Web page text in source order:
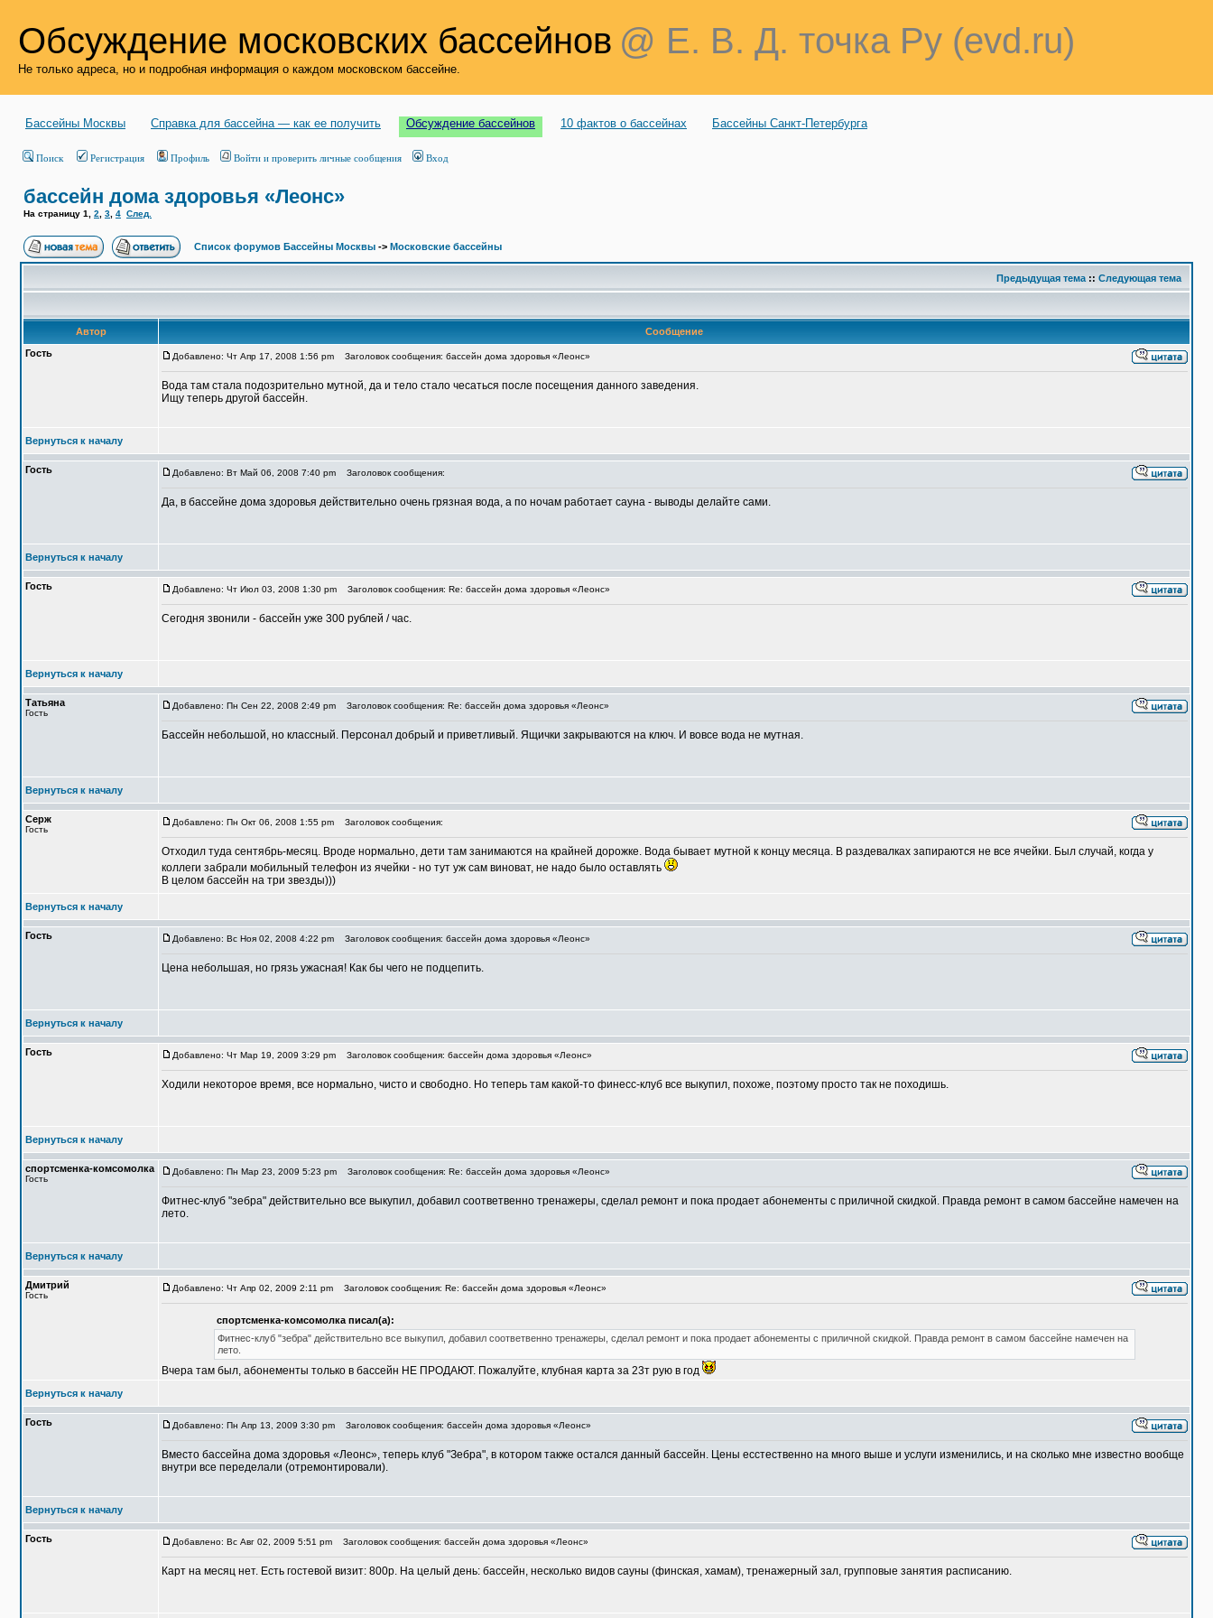
Обсуждение московских бассейнов @ Е. В. Д. точка Ру (evd.ru)
Не только адреса, но и подробная информация о каждом московском бассейне.
Бассейны Москвы Справка для бассейна — как ее получить Обсуждение бассейнов 10 фактов о бассейнах Бассейны Санкт-Петербурга
Поиск Регистрация Профиль Войти и проверить личные сообщения Вход
бассейн дома здоровья «Леонс»
На страницу 1 2 3 4 След.
Список форумов Бассейны Москвы -> Московские бассейны
Предыдущая тема :: Следующая тема
Автор
Сообщение
Гость
Добавлено: Чт Апр 17, 2008 1:56 pm Заголовок сообщения: бассейн дома здоровья «Леонс»
Вода там стала подозрительно мутной, да и тело стало чесаться после посещения данного заведения.
Ищу теперь другой бассейн.
Вернуться к началу
Гость Добавлено: Вт Май 06, 2008 7:40 pm Заголовок сообщения:
Да, в бассейне дома здоровья действительно очень грязная вода, а по ночам работает сауна - выводы делайте сами.
Вернуться к началу
Гость Добавлено: Чт Июл 03, 2008 1:30 pm Заголовок сообщения: Re: бассейн дома здоровья «Леонс»
Сегодня звонили - бассейн уже 300 рублей / час.
Вернуться к началу
Татьяна
Гость
Добавлено: Пн Сен 22, 2008 2:49 pm Заголовок сообщения: Re: бассейн дома здоровья «Леонс»
Бассейн небольшой, но классный. Персонал добрый и приветливый. Ящички закрываются на ключ. И вовсе вода не мутная.
Вернуться к началу
Серж
Гость
Добавлено: Пн Окт 06, 2008 1:55 pm Заголовок сообщения:
Отходил туда сентябрь-месяц. Вроде нормально, дети там занимаются на крайней дорожке. Вода бывает мутной к концу месяца. В раздевалках запираются не все ячейки. Был случай, когда у
коллеги забрали мобильный телефон из ячейки - но тут уж сам виноват, не надо было оставлять
В целом бассейн на три звезды)))
Вернуться к началу
Гость Добавлено: Вс Ноя 02, 2008 4:22 pm Заголовок сообщения: бассейн дома здоровья «Леонс»
Цена небольшая, но грязь ужасная! Как бы чего не подцепить.
Вернуться к началу
Гость Добавлено: Чт Мар 19, 2009 3:29 pm Заголовок сообщения: бассейн дома здоровья «Леонс»
Ходили некоторое время, все нормально, чисто и свободно. Но теперь там какой-то финесс-клуб все выкупил, похоже, поэтому просто так не походишь.
Вернуться к началу
спортсменка-комсомолка
Гость
Добавлено: Пн Мар 23, 2009 5:23 pm Заголовок сообщения: Re: бассейн дома здоровья «Леонс»
Фитнес-клуб "зебра" действительно все выкупил, добавил соответвенно тренажеры, сделал ремонт и пока продает абонементы с приличной скидкой. Правда ремонт в самом бассейне намечен на
лето.
Вернуться к началу
Дмитрий
Гость
Добавлено: Чт Апр 02, 2009 2:11 pm Заголовок сообщения: Re: бассейн дома здоровья «Леонс»
спортсменка-комсомолка писал(а):
Фитнес-клуб "зебра" действительно все выкупил, добавил соответвенно тренажеры, сделал ремонт и пока продает абонементы с приличной скидкой. Правда ремонт в самом бассейне намечен на
лето.
Вчера там был, абонементы только в бассейн НЕ ПРОДАЮТ. Пожалуйте, клубная карта за 23т рую в год
Вернуться к началу
Гость Добавлено: Пн Апр 13, 2009 3:30 pm Заголовок сообщения: бассейн дома здоровья «Леонс»
Вместо бассейна дома здоровья «Леонс», теперь клуб "Зебра", в котором также остался данный бассейн. Цены есстественно на много выше и услуги изменились, и на сколько мне известно вообще
внутри все переделали (отремонтировали).
Вернуться к началу
Гость Добавлено: Вс Авг 02, 2009 5:51 pm Заголовок сообщения: бассейн дома здоровья «Леонс»
Карт на месяц нет. Есть гостевой визит: 800р. На целый день: бассейн, несколько видов сауны (финская, хамам), тренажерный зал, групповые занятия расписанию.